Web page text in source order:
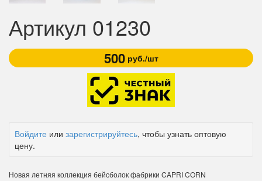
Артикул 01230
500руб./шт
Войдите или зарегистрируйтесь, чтобы узнать оптовую
цену.
Новая летняя коллекция бейсболок фабрики CAPRI CORN